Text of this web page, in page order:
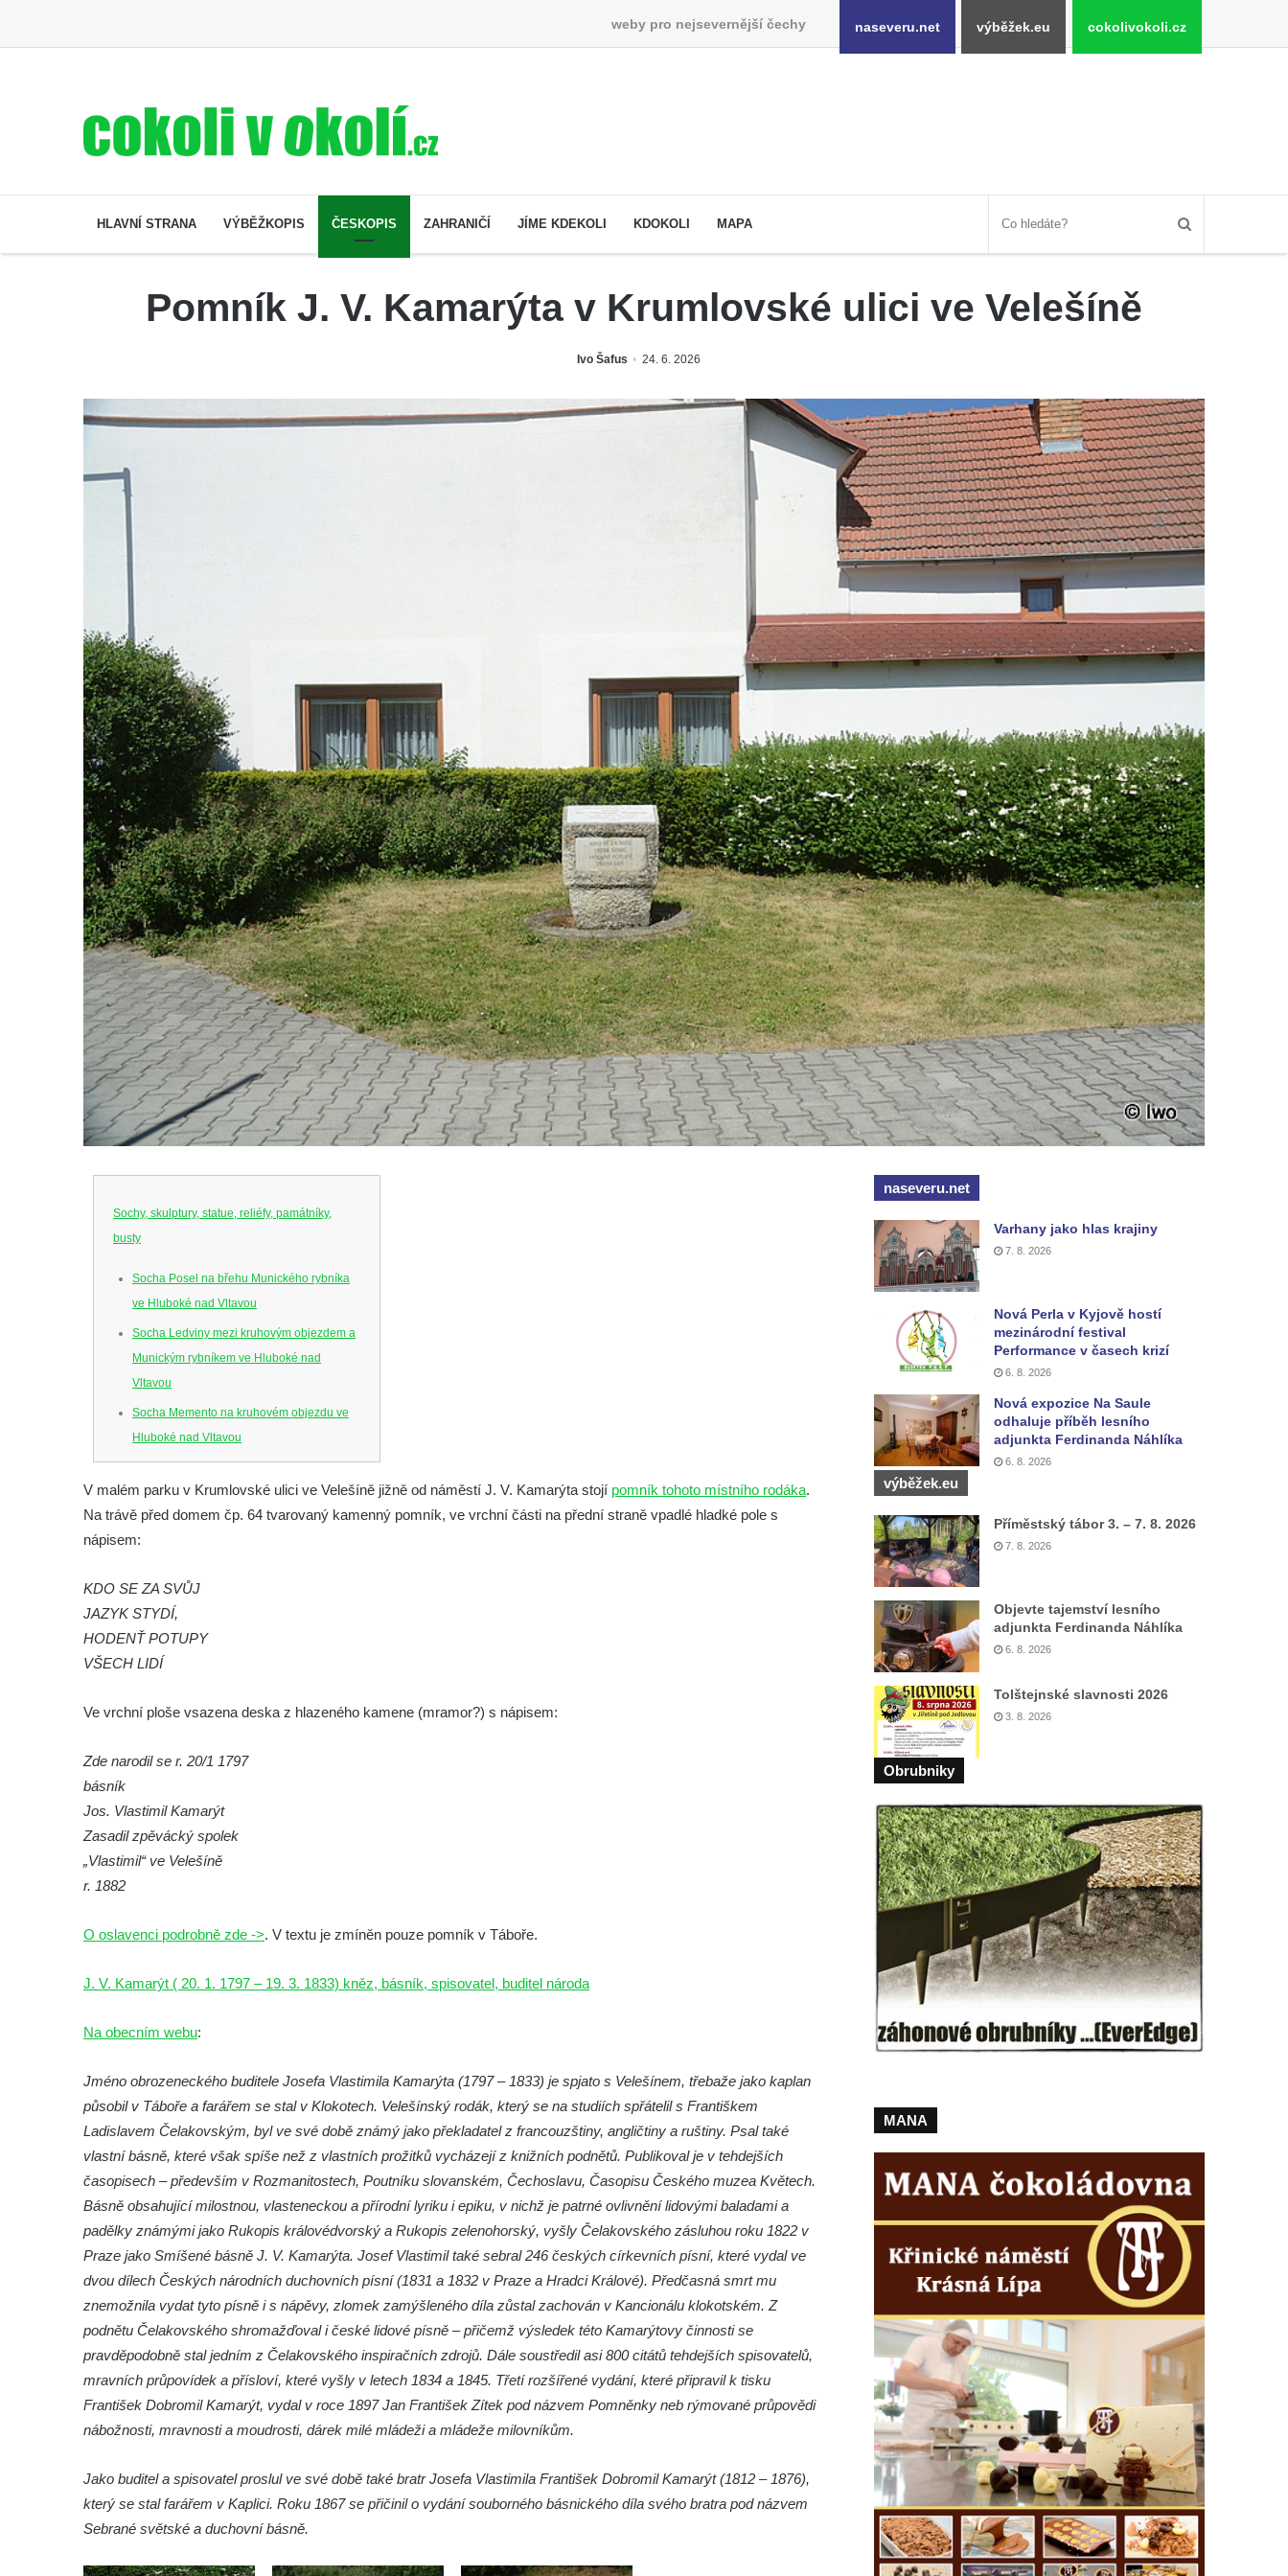
weby pro nejsevernější čechy naseveru.net výběžek.eu cokolivokoli.cz
HLAVNÍ STRANA VÝBĚŽKOPIS ČESKOPIS ZAHRANIČÍ JÍME KDEKOLI KDOKOLI MAPA
Pomník J. V. Kamarýta v Krumlovské ulici ve Velešíně
Ivo Šafus 24. 6. 2026
Sochy, skulptury, statue, reliéfy, památníky,
busty
Socha Posel na břehu Munického rybníka
ve Hluboké nad Vltavou
Socha Ledviny mezi kruhovým objezdem a
Munickým rybníkem ve Hluboké nad
Vltavou
Socha Memento na kruhovém objezdu ve
Hluboké nad Vltavou
Socha Chalikotérium v ZOO Hluboká
Socha Smilodon v ZOO Hluboká
Socha Veledaněk v ZOO Hluboká
Socha Plejtvák obrovský v ZOO Hluboká
Socha Medvěd jeskynní v ZOO Hluboká
Socha Mamutí lebka v ZOO Hluboká
Socha Orel v ZOO Hluboká
Socha Přátelství v ZOO Hluboká
Socha Lišky v ZOO Hluboká
Socha Kudlanka v ZOO Hluboká
Socha Orlice v ZOO Hluboká
Socha Kozorožec horský v ZOO Hluboká
Socha Housenka v ZOO Hluboká
Socha Nosorožík v ZOO Hluboká
Socha Rosomák v ZOO Hluboká
Socha Beruška v ZOO Hluboká
Socha Vážka v ZOO Hluboká
Socha Volavka v ZOO Hluboká
Flamingo trůn v ZOO Hluboká
Lavička Kůň Převalského v ZOO Hluboká
Lysá nad Labem, barokní město Šporkovo
Socha Opičákovník v ZOO Hluboká
Socha Roháč v ZOO Hluboká
Socha Mystik v ZOO Hluboká
čp. 69/1 v Českých Budějovicích
Socha Jana Valeria Jirsíka u Černé věže v
Českých Budějovicích
V malém parku v Krumlovské ulici ve Velešíně jižně od náměstí J. V. Kamarýta stojí pomník tohoto místního rodáka.
Na trávě před domem čp. 64 tvarovaný kamenný pomník, ve vrchní části na přední straně vpadlé hladké pole s
nápisem:
KDO SE ZA SVŮJ
JAZYK STYDÍ,
HODENŤ POTUPY
VŠECH LIDÍ
Ve vrchní ploše vsazena deska z hlazeného kamene (mramor?) s nápisem:
Zde narodil se r. 20/1 1797
básník
Jos. Vlastimil Kamarýt
Zasadil zpěvácký spolek
„Vlastimil“ ve Velešíně
r. 1882
O oslavenci podrobně zde ->. V textu je zmíněn pouze pomník v Táboře.
J. V. Kamarýt ( 20. 1. 1797 – 19. 3. 1833) kněz, básník, spisovatel, buditel národa
Na obecním webu:
Jméno obrozeneckého buditele Josefa Vlastimila Kamarýta (1797 – 1833) je spjato s Velešínem, třebaže jako kaplan
působil v Táboře a farářem se stal v Klokotech. Velešínský rodák, který se na studiích spřátelil s Františkem
Ladislavem Čelakovským, byl ve své době známý jako překladatel z francouzštiny, angličtiny a ruštiny. Psal také
vlastní básně, které však spíše než z vlastních prožitků vycházejí z knižních podnětů. Publikoval je v tehdejších
časopisech – především v Rozmanitostech, Poutníku slovanském, Čechoslavu, Časopisu Českého muzea Květech.
Básně obsahující milostnou, vlasteneckou a přírodní lyriku i epiku, v nichž je patrné ovlivnění lidovými baladami a
padělky známými jako Rukopis královédvorský a Rukopis zelenohorský, vyšly Čelakovského zásluhou roku 1822 v
Praze jako Smíšené básně J. V. Kamarýta. Josef Vlastimil také sebral 246 českých církevních písní, které vydal ve
dvou dílech Českých národních duchovních písní (1831 a 1832 v Praze a Hradci Králové). Předčasná smrt mu
znemožnila vydat tyto písně i s nápěvy, zlomek zamýšleného díla zůstal zachován v Kancionálu klokotském. Z
podnětu Čelakovského shromažďoval i české lidové písně – přičemž výsledek této Kamarýtovy činnosti se
pravděpodobně stal jedním z Čelakovského inspiračních zdrojů. Dále soustředil asi 800 citátů tehdejších spisovatelů,
mravních průpovídek a přísloví, které vyšly v letech 1834 a 1845. Třetí rozšířené vydání, které připravil k tisku
František Dobromil Kamarýt, vydal v roce 1897 Jan František Zítek pod názvem Pomněnky neb rýmované průpovědi
nábožnosti, mravnosti a moudrosti, dárek milé mládeži a mládeže milovníkům.
Jako buditel a spisovatel proslul ve své době také bratr Josefa Vlastimila František Dobromil Kamarýt (1812 – 1876),
který se stal farářem v Kaplici. Roku 1867 se přičinil o vydání souborného básnického díla svého bratra pod názvem
Sebrané světské a duchovní básně.
naseveru.net
Varhany jako hlas krajiny
7. 8. 2026
Nová Perla v Kyjově hostí
mezinárodní festival
Performance v časech krizí
6. 8. 2026
Nová expozice Na Saule
odhaluje příběh lesního
adjunkta Ferdinanda Náhlíka
6. 8. 2026
výběžek.eu
Příměstský tábor 3. – 7. 8. 2026
7. 8. 2026
Objevte tajemství lesního
adjunkta Ferdinanda Náhlíka
6. 8. 2026
Tolštejnské slavnosti 2026
3. 8. 2026
Obrubniky
MANA